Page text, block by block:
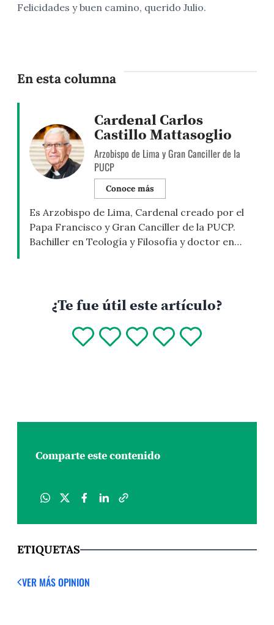
Felicidades y buen camino, querido Julio.
En esta columna
Cardenal Carlos
Castillo Mattasoglio
Arzobispo de Lima y Gran Canciller de la
PUCP
Conoce más
Es Arzobispo de Lima, Cardenal creado por el
Papa Francisco y Gran Canciller de la PUCP.
Bachiller en Teología y Filosofía y doctor en
San Marcos. En nuestra Universidad ha sido
profesor del Departamento Académico […]
¿Te fue útil este artículo?
Comparte este contenido
ETIQUETAS
VER MÁS OPINION